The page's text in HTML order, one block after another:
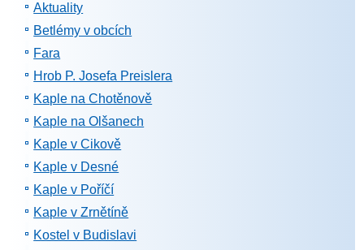
Aktuality
Betlémy v obcích
Fara
Hrob P. Josefa Preislera
Kaple na Chotěnově
Kaple na Olšanech
Kaple v Cikově
Kaple v Desné
Kaple v Poříčí
Kaple v Zrnětíně
Kostel v Budislavi